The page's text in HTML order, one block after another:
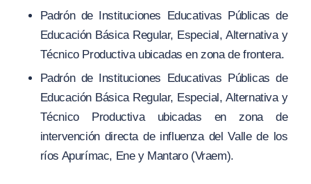
Padrón de Instituciones Educativas Públicas de
Educación Básica Regular, Especial, Alternativa y
Técnico Productiva ubicadas en zona de frontera.
Padrón de Instituciones Educativas Públicas de
Educación Básica Regular, Especial, Alternativa y
Técnico Productiva ubicadas en zona de
intervención directa de influenza del Valle de los
ríos Apurímac, Ene y Mantaro (Vraem).